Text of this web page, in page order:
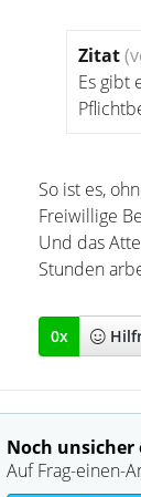
Zitat
Es gibt
So ist es,
Freiwillige
Und das
Stunden
0x
Noch unsicher
Auf Frag-einen-